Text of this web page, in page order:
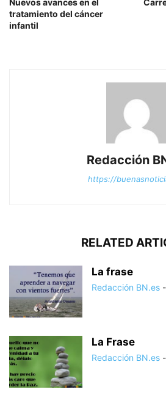
Nuevos avances en el
tratamiento del cáncer
infantil
Redacción
https://
RELATED
La frase
Redacción BN.es -
La Frase
Redacción BN.es -